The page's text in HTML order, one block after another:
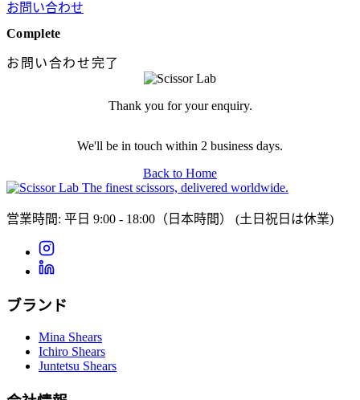
お問い合わせ
Complete
お問い合わせ完了
Thank you for your enquiry.
We'll be in touch within 2 business days.
Back to Home
The finest scissors, delivered worldwide.
営業時間: 平日 9:00 - 18:00（日本時間） (土日祝日は休業)
ブランド
Mina Shears
Ichiro Shears
Juntetsu Shears